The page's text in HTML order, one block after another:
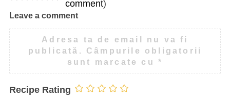
comment)
Leave a comment
Adresa ta de email nu va fi
publicată.
Câmpurile obligatorii
sunt marcate cu *
Recipe Rating